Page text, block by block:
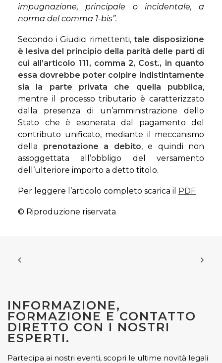
impugnazione, principale o incidentale, a
norma del comma 1-bis”.
Secondo i Giudici rimettenti,tale disposizione
è lesiva del principio della parità delle parti di
cui all’articolo 111, comma 2, Cost., in quanto
essa dovrebbe poter colpire indistintamente
sia la parte privata che quella pubblica,
mentre il processo tributario è caratterizzato
dalla presenza di un’amministrazione dello
Stato che è esonerata dal pagamento del
contributo unificato, mediante il meccanismo
della prenotazione a debito, e quindi non
assoggettata all’obbligo del versamento
dell’ulteriore importo a detto titolo.
Per leggere l’articolo completo scarica il PDF
© Riproduzione riservata
INFORMAZIONE,
FORMAZIONE E CONTATTO
DIRETTO CON I NOSTRI
ESPERTI.
Partecipa ai nostri eventi, scopri le ultime novità legali